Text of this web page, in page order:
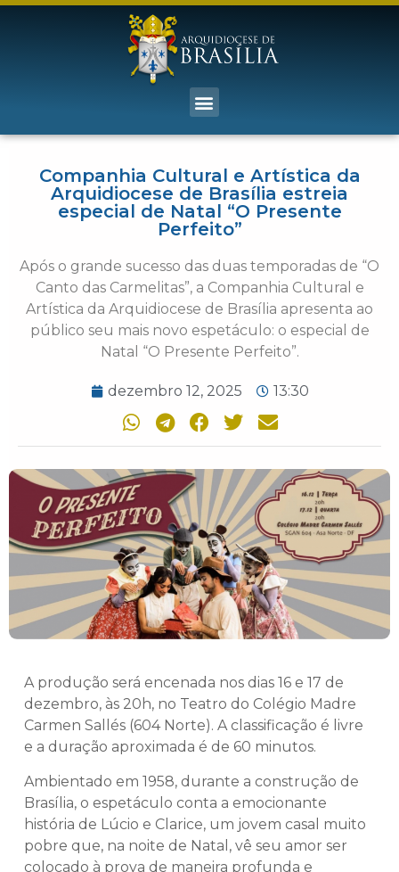
Companhia Cultural e Artística da
Arquidiocese de Brasília estreia
especial de Natal “O Presente
Perfeito”
Após o grande sucesso das duas temporadas de “O
Canto das Carmelitas”, a Companhia Cultural e
Artística da Arquidiocese de Brasília apresenta ao
público seu mais novo espetáculo: o especial de
Natal “O Presente Perfeito”.
dezembro 12, 2025 13:30
A produção será encenada nos dias 16 e 17 de
dezembro, às 20h, no Teatro do Colégio Madre
Carmen Sallés (604 Norte). A classificação é livre
e a duração aproximada é de 60 minutos.
Ambientado em 1958, durante a construção de
Brasília, o espetáculo conta a emocionante
história de Lúcio e Clarice, um jovem casal muito
pobre que, na noite de Natal, vê seu amor ser
colocado à prova de maneira profunda e